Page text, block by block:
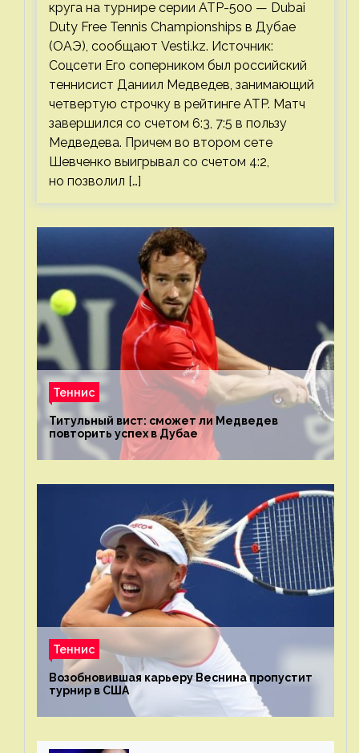
круга на турнире серии ATP-500 — Dubai
Duty Free Tennis Championships в Дубае
(ОАЭ), сообщают Vesti.kz. Источник:
Соцсети Его соперником был российский
теннисист Даниил Медведев, занимающий
четвертую строчку в рейтинге ATP. Матч
завершился со счетом 6:3, 7:5 в пользу
Медведева. Причем во втором сете
Шевченко выигрывал со счетом 4:2,
но позволил […]
Теннис
Титульный вист: сможет ли Медведев
повторить успех в Дубае
Теннис
Возобновившая карьеру Веснина пропустит
турнир в США